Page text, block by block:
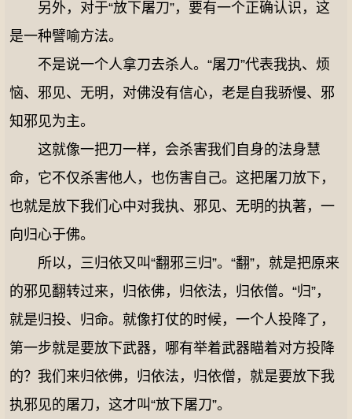
另外，对于“放下屠刀”，要有一个正确认识，这
是一种譬喻方法。
不是说一个人拿刀去杀人。“屠刀”代表我执、烦
恼、邪见、无明，对佛没有信心，老是自我骄慢、邪
知邪见为主。
这就像一把刀一样，会杀害我们自身的法身慧
命，它不仅杀害他人，也伤害自己。这把屠刀放下，
也就是放下我们心中对我执、邪见、无明的执著，一
向归心于佛。
所以，三归依又叫“翻邪三归”。“翻”，就是把原来
的邪见翻转过来，归依佛，归依法，归依僧。“归”，
就是归投、归命。就像打仗的时候，一个人投降了，
第一步就是要放下武器，哪有举着武器瞄着对方投降
的？我们来归依佛，归依法，归依僧，就是要放下我
执邪见的屠刀，这才叫“放下屠刀”。